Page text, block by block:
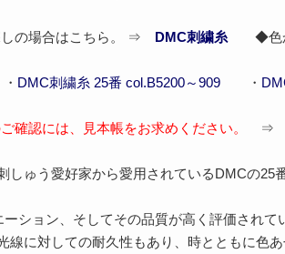
しの場合はこちら。 ⇒ DMC刺繍糸◆色か
DMC刺繍糸 25番 col.B5200～909・
確認には、見本帳をお求めください。 ⇒
しゅう愛好家から愛用されているDMCの25
ション、そしてその品質が高く評価されて
線に対しての耐久性もあり、時とともに色